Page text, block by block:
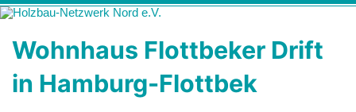
Zum
Inhalt
Holzbau-
Netzwerk Nord
e.V.
Förderung von Bildung im Themenfeld "Holz als klimafreundlicher
Wohnhaus Flottbeker Drift
in Hamburg-Flottbek